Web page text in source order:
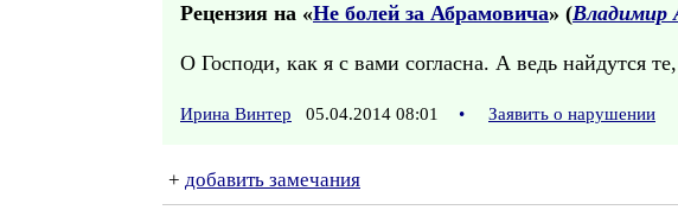
Рецензия на «Не болей за Абрамовича» (Владимир
О Господи, как я с вами согласна. А ведь найдутся
Ирина Винтер 05.04.2014 08:01 • Заявить о нарушении
+ добавить замечания